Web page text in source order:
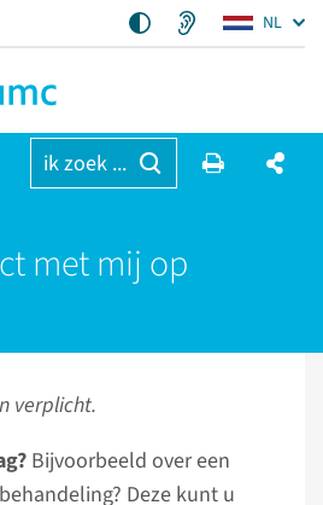
NL
ik zoek ...
met mij op
verplicht.
Bijvoorbeeld over een
Deze kunt u